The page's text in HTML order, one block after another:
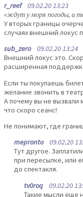
r_reef09.02.20 13:23
«ждут у моря погоды, и
У вторых границы
случаях внешний локус
sub_zero09.02.20 13:24
Внешний локус это.
расширенная
Если ты покупаешь
желание звонить в
А почему вы не вызвали
что скоро сеанс!
Не понимают, где
mepronto09.02.20
Тут другое.
при пересылке, или
до спектакля.
tv0roq 09.02.20
Такие мысли еще